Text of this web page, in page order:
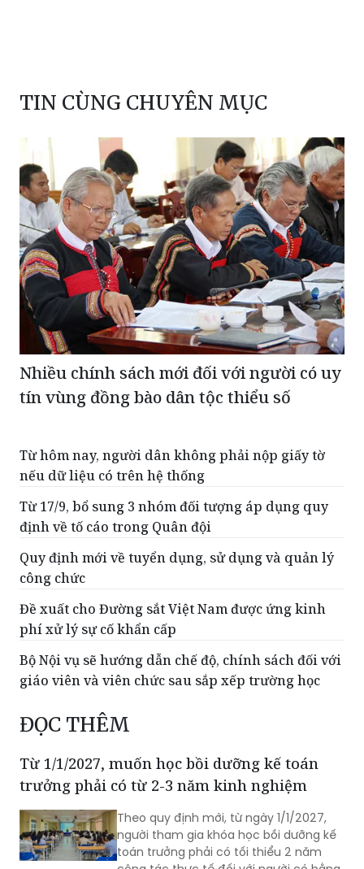
TIN CÙNG CHUYÊN MỤC
Nhiều chính sách mới đối với người có uy
tín vùng đồng bào dân tộc thiểu số
Từ hôm nay, người dân không phải nộp giấy tờ
nếu dữ liệu có trên hệ thống
Từ 17/9, bổ sung 3 nhóm đối tượng áp dụng quy
định về tố cáo trong Quân đội
Quy định mới về tuyển dụng, sử dụng và quản lý
công chức
Đề xuất cho Đường sắt Việt Nam được ứng kinh
phí xử lý sự cố khẩn cấp
Bộ Nội vụ sẽ hướng dẫn chế độ, chính sách đối với
giáo viên và viên chức sau sắp xếp trường học
ĐỌC THÊM
Từ 1/1/2027, muốn học bồi dưỡng kế toán
trưởng phải có từ 2-3 năm kinh nghiệm
Theo quy định mới, từ ngày 1/1/2027,
người tham gia khóa học bồi dưỡng kế
toán trưởng phải có tối thiểu 2 năm